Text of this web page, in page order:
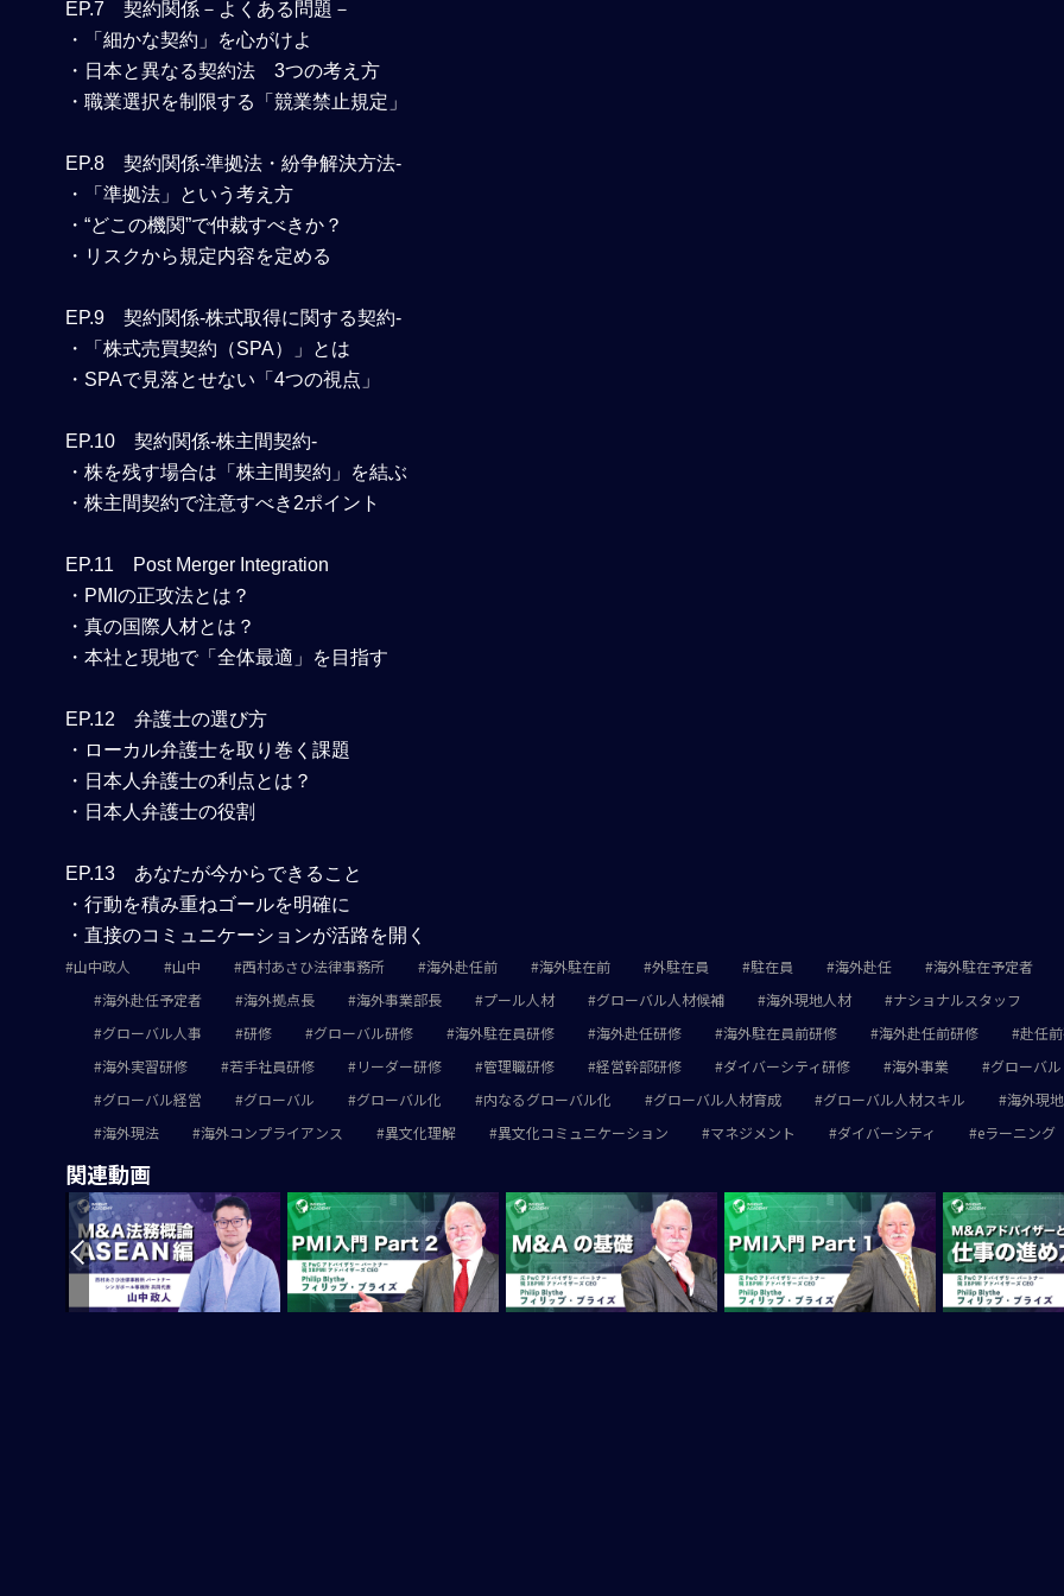
EP.7 契約関係－よくある問題－
・「細かな契約」を心がけよ
・日本と異なる契約法 3つの考え方
・職業選択を制限する「競業禁止規定」
EP.8 契約関係-準拠法・紛争解決方法-
・「準拠法」という考え方
・“どこの機関”で仲裁すべきか？
・リスクから規定内容を定める
EP.9 契約関係-株式取得に関する契約-
・「株式売買契約（SPA）」とは
・SPAで見落とせない「4つの視点」
EP.10 契約関係-株主間契約-
・株を残す場合は「株主間契約」を結ぶ
・株主間契約で注意すべき2ポイント
EP.11 Post Merger Integration
・PMIの正攻法とは？
・真の国際人材とは？
・本社と現地で「全体最適」を目指す
EP.12 弁護士の選び方
・ローカル弁護士を取り巻く課題
・日本人弁護士の利点とは？
・日本人弁護士の役割
EP.13 あなたが今からできること
・行動を積み重ねゴールを明確に
・直接のコミュニケーションが活路を開く
山中政人
山中 西村あさひ法律事務所 海外赴任前 海外駐在前 外駐在員 駐在員 海外赴任
海外駐在予定者
海外赴任予定者
海外拠点長 海外事業部長 プール人材 グローバル人材候補 海外現地人材
ナショナルスタッフ
グローバル人事
研修 グローバル研修 海外駐在員研修 海外赴任研修 海外駐在員前研修 海外赴任前研修
赴任
海外実習研修
若手社員研修 リーダー研修 管理職研修 経営幹部研修 ダイバーシティ研修 海外事業
グローバ
グローバル経営
グローバル グローバル化 内なるグローバル化 グローバル人材育成 グローバル人材スキル
海外現
海外現法
海外コンプライアンス 異文化理解 異文化コミュニケーション マネジメント ダイバーシティ eラーニング
関連動画